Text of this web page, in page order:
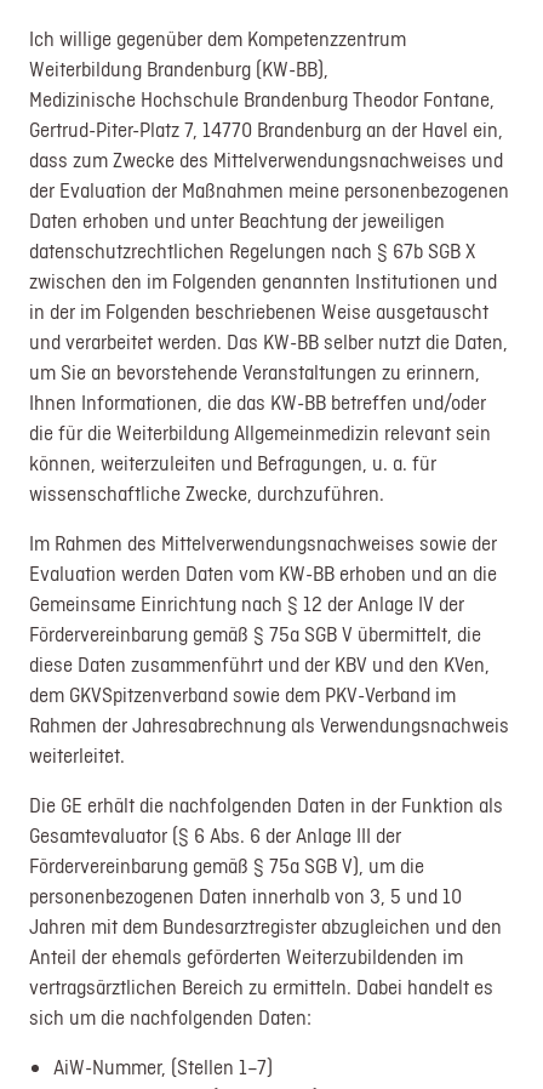
Ich willige gegenüber dem Kompetenzzentrum
Weiterbildung Brandenburg (KW-BB),
Medizinische Hochschule Brandenburg Theodor Fontane,
Gertrud-Piter-Platz 7, 14770 Brandenburg an der Havel ein,
dass zum Zwecke des Mittelverwendungsnachweises und
der Evaluation der Maßnahmen meine personenbezogenen
Daten erhoben und unter Beachtung der jeweiligen
datenschutzrechtlichen Regelungen nach § 67b SGB X
zwischen den im Folgenden genannten Institutionen und
in der im Folgenden beschriebenen Weise ausgetauscht
und verarbeitet werden. Das KW-BB selber nutzt die Daten,
um Sie an bevorstehende Veranstaltungen zu erinnern,
Ihnen Informationen, die das KW-BB betreffen und/oder
die für die Weiterbildung Allgemeinmedizin relevant sein
können, weiterzuleiten und Befragungen, u. a. für
wissenschaftliche Zwecke, durchzuführen.
Im Rahmen des Mittelverwendungsnachweises sowie der
Evaluation werden Daten vom KW-BB erhoben und an die
Gemeinsame Einrichtung nach § 12 der Anlage IV der
Fördervereinbarung gemäß § 75a SGB V übermittelt, die
diese Daten zusammenführt und der KBV und den KVen,
dem GKVSpitzenverband sowie dem PKV-Verband im
Rahmen der Jahresabrechnung als Verwendungsnachweis
weiterleitet.
Die GE erhält die nachfolgenden Daten in der Funktion als
Gesamtevaluator (§ 6 Abs. 6 der Anlage III der
Fördervereinbarung gemäß § 75a SGB V), um die
personenbezogenen Daten innerhalb von 3, 5 und 10
Jahren mit dem Bundesarztregister abzugleichen und den
Anteil der ehemals geförderten Weiterzubildenden im
vertragsärztlichen Bereich zu ermitteln. Dabei handelt es
sich um die nachfolgenden Daten:
AiW-Nummer, (Stellen 1–7)